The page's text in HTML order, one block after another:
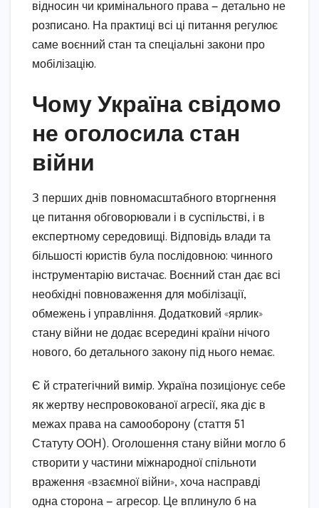
відносин чи кримінального права — детально не
розписано. На практиці всі ці питання регулює
саме воєнний стан та спеціальні закони про
мобілізацію.
Чому Україна свідомо
не оголосила стан
війни
З перших днів повномасштабного вторгнення
це питання обговорювали і в суспільстві, і в
експертному середовищі. Відповідь влади та
більшості юристів була послідовною: чинного
інструментарію вистачає. Воєнний стан дає всі
необхідні повноваження для мобілізації,
обмежень і управління. Додатковий «ярлик»
стану війни не додає всередині країни нічого
нового, бо детального закону під нього немає.
Є й стратегічний вимір. Україна позиціонує себе
як жертву неспровокованої агресії, яка діє в
межах права на самооборону (стаття 51
Статуту ООН). Оголошення стану війни могло б
створити у частини міжнародної спільноти
враження «взаємної війни», хоча насправді
одна сторона — агресор. Це вплинуло б на